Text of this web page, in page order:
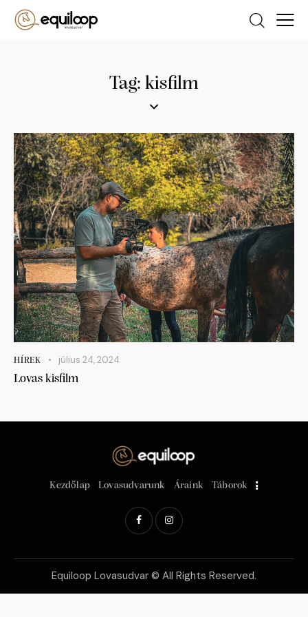
Tag: kisfilm
HÍREK július 24, 2024
Lovas kisfilm
Kezdőlap Lovasudvarunk Áraink Táborok
Equiloop Lovasudvar © All Rights Reserved.